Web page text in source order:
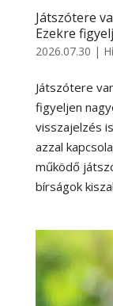
Játszótere
Ezekre
2026.07.30 |
Játszótere
figyeljen
visszajelzés
azzal
működő
bírságok